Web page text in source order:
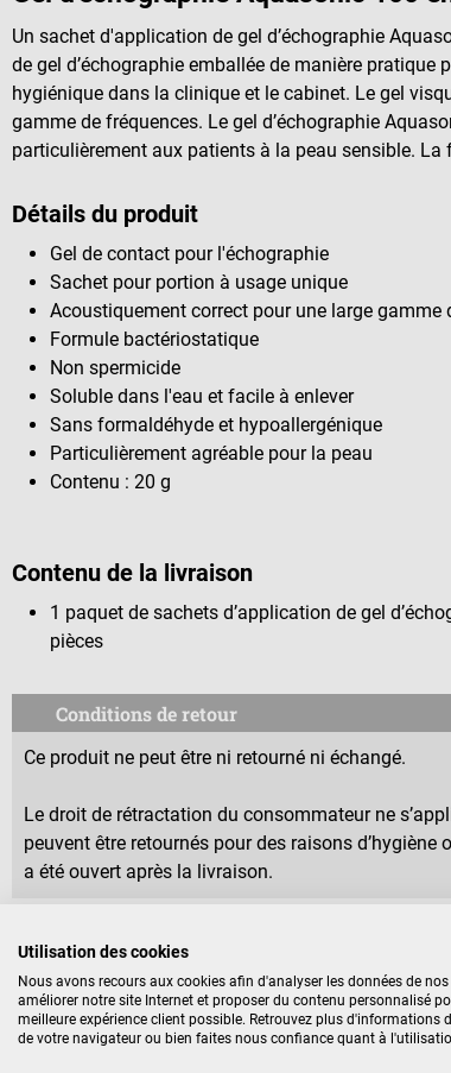
Un sachet d'application de gel d’échographie
de gel d’échographie emballée de manière
hygiénique dans la clinique et le cabinet. Le gel
gamme de fréquences. Le gel d’échographie
particulièrement aux patients à la peau sensible.
Détails du produit
Gel de contact pour l'échographie
Sachet pour portion à usage unique
Acoustiquement correct pour une large gamme
Formule bactériostatique
Non spermicide
Soluble dans l'eau et facile à enlever
Sans formaldéhyde et hypoallergénique
Particulièrement agréable pour la peau
Contenu : 20 g
Contenu de la livraison
1 paquet de sachets d’application de gel
pièces
Conditions de retour
Ce produit ne peut être ni retourné ni échangé.
Le droit de rétractation du consommateur ne
peuvent être retournés pour des raisons
a été ouvert après la livraison.
Nos clients ont également acheté
Utilisation des cookies
Nous avons recours aux cookies afin d'analyser les données de
améliorer notre site Internet et proposer du contenu personnalisé
meilleure expérience client possible. Retrouvez plus d'informations
de votre navigateur ou bien faites nous confiance quant à